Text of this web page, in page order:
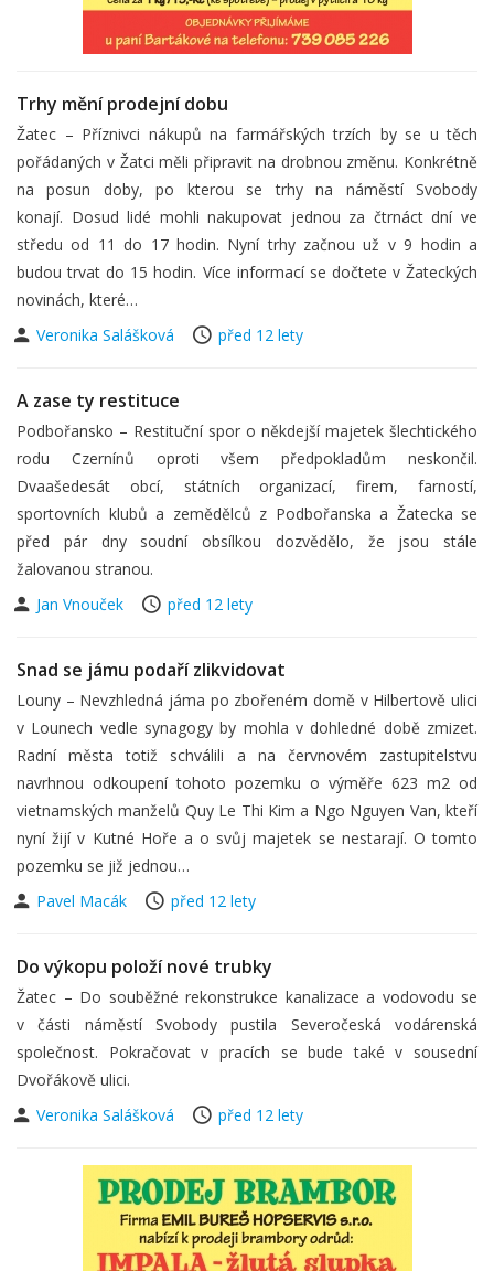
Trhy mění prodejní dobu
Žatec – Příznivci nákupů na farmářských trzích by se u těch
pořádaných v Žatci měli připravit na drobnou změnu. Konkrétně
na posun doby, po kterou se trhy na náměstí Svobody
konají. Dosud lidé mohli nakupovat jednou za čtrnáct dní ve
středu od 11 do 17 hodin. Nyní trhy začnou už v 9 hodin a
budou trvat do 15 hodin. Více informací se dočtete v Žateckých
novinách, které…
Veronika Salášková
před 12 lety
A zase ty restituce
Podbořansko – Restituční spor o někdejší majetek šlechtického
rodu Czernínů oproti všem předpokladům neskončil.
Dvaašedesát obcí, státních organizací, firem, farností,
sportovních klubů a zemědělců z Podbořanska a Žatecka se
před pár dny soudní obsílkou dozvědělo, že jsou stále
žalovanou stranou.
Jan Vnouček
před 12 lety
Snad se jámu podaří zlikvidovat
Louny – Nevzhledná jáma po zbořeném domě v Hilbertově ulici
v Lounech vedle synagogy by mohla v dohledné době zmizet.
Radní města totiž schválili a na červnovém zastupitelstvu
navrhnou odkoupení tohoto pozemku o výměře 623 m2 od
vietnamských manželů Quy Le Thi Kim a Ngo Nguyen Van, kteří
nyní žijí v Kutné Hoře a o svůj majetek se nestarají. O tomto
pozemku se již jednou…
Pavel Macák
před 12 lety
Do výkopu položí nové trubky
Žatec – Do souběžné rekonstrukce kanalizace a vodovodu se
v části náměstí Svobody pustila Severočeská vodárenská
společnost. Pokračovat v pracích se bude také v sousední
Dvořákově ulici.
Veronika Salášková
před 12 lety